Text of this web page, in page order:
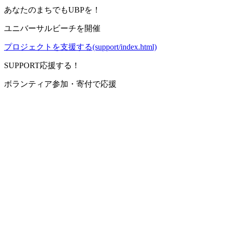
あなたのまちでもUBPを！
ユニバーサルビーチを開催
プロジェクトを支援する(support/index.html)
SUPPORT応援する！
ボランティア参加・寄付で応援